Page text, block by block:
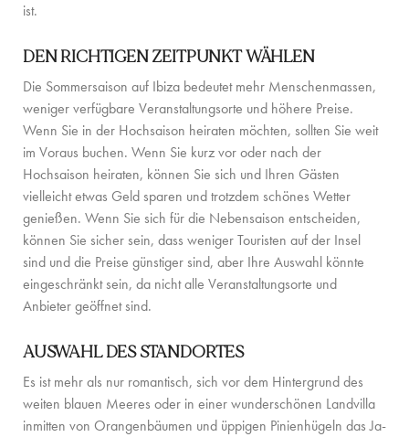
ist.
DEN RICHTIGEN ZEITPUNKT WÄHLEN
Die Sommersaison auf Ibiza bedeutet mehr Menschenmassen,
weniger verfügbare Veranstaltungsorte und höhere Preise.
Wenn Sie in der Hochsaison heiraten möchten, sollten Sie weit
im Voraus buchen. Wenn Sie kurz vor oder nach der
Hochsaison heiraten, können Sie sich und Ihren Gästen
vielleicht etwas Geld sparen und trotzdem schönes Wetter
genießen. Wenn Sie sich für die Nebensaison entscheiden,
können Sie sicher sein, dass weniger Touristen auf der Insel
sind und die Preise günstiger sind, aber Ihre Auswahl könnte
eingeschränkt sein, da nicht alle Veranstaltungsorte und
Anbieter geöffnet sind.
AUSWAHL DES STANDORTES
Es ist mehr als nur romantisch, sich vor dem Hintergrund des
weiten blauen Meeres oder in einer wunderschönen Landvilla
inmitten von Orangenbäumen und üppigen Pinienhügeln das Ja-